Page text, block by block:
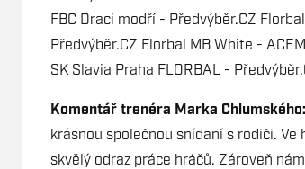
FBC Draci modří - Předvýběr.CZ
Předvýběr.CZ Florbal MB White -
SK Slavia Praha FLORBAL -
Komentář trenéra Marka Chlumského:
krásnou společnou snídaní s rodiči.
skvělý odraz práce hráčů. Zároveň